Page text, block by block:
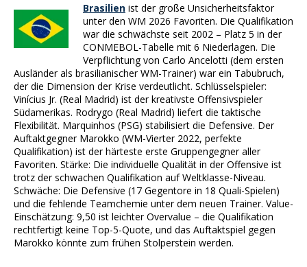
Brasilien ist der große Unsicherheitsfaktor
unter den WM 2026 Favoriten. Die Qualifikation
war die schwächste seit 2002 – Platz 5 in der
CONMEBOL-Tabelle mit 6 Niederlagen. Die
Verpflichtung von Carlo Ancelotti (dem ersten
Ausländer als brasilianischer WM-Trainer) war ein Tabubruch,
der die Dimension der Krise verdeutlicht. Schlüsselspieler:
Vinícius Jr. (Real Madrid) ist der kreativste Offensivspieler
Südamerikas. Rodrygo (Real Madrid) liefert die taktische
Flexibilität. Marquinhos (PSG) stabilisiert die Defensive. Der
Auftaktgegner Marokko (WM-Vierter 2022, perfekte
Qualifikation) ist der härteste erste Gruppengegner aller
Favoriten. Stärke: Die individuelle Qualität in der Offensive ist
trotz der schwachen Qualifikation auf Weltklasse-Niveau.
Schwäche: Die Defensive (17 Gegentore in 18 Quali-Spielen)
und die fehlende Teamchemie unter dem neuen Trainer. Value-
Einschätzung: 9,50 ist leichter Overvalue – die Qualifikation
rechtfertigt keine Top-5-Quote, und das Auftaktspiel gegen
Marokko könnte zum frühen Stolperstein werden.